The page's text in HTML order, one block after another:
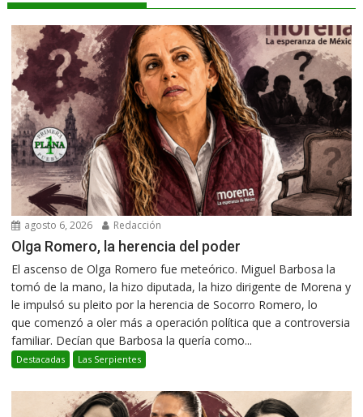
agosto 6, 2026 Redacción
Olga Romero, la herencia del poder
El ascenso de Olga Romero fue meteórico. Miguel Barbosa la
tomó de la mano, la hizo diputada, la hizo dirigente de Morena y
le impulsó su pleito por la herencia de Socorro Romero, lo
que comenzó a oler más a operación política que a controversia
familiar. Decían que Barbosa la quería como...
Destacadas Las Serpientes